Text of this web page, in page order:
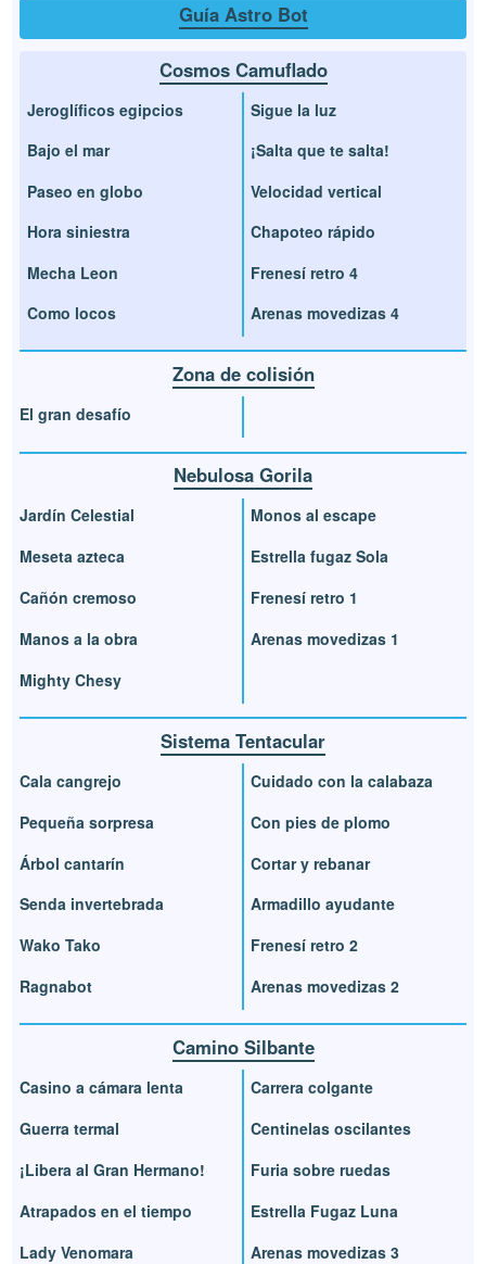
Guía Astro Bot
Cosmos Camuflado
Jeroglíficos egipcios
Bajo el mar
Paseo en globo
Hora siniestra
Mecha Leon
Como locos
Sigue la luz
¡Salta que te salta!
Velocidad vertical
Chapoteo rápido
Frenesí retro 4
Arenas movedizas 4
Zona de colisión
El gran desafío
Nebulosa Gorila
Jardín Celestial
Meseta azteca
Cañón cremoso
Manos a la obra
Mighty Chesy
Monos al escape
Estrella fugaz Sola
Frenesí retro 1
Arenas movedizas 1
Sistema Tentacular
Cala cangrejo
Pequeña sorpresa
Árbol cantarín
Senda invertebrada
Wako Tako
Ragnabot
Cuidado con la calabaza
Con pies de plomo
Cortar y rebanar
Armadillo ayudante
Frenesí retro 2
Arenas movedizas 2
Camino Silbante
Casino a cámara lenta
Guerra termal
¡Libera al Gran Hermano!
Atrapados en el tiempo
Lady Venomara
Carrera colgante
Centinelas oscilantes
Furia sobre ruedas
Estrella Fugaz Luna
Arenas movedizas 3